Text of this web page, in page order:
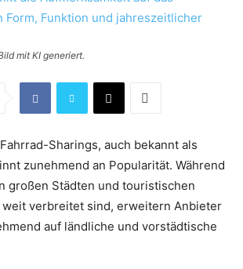
mit KI generiert.
Sharings, auch bekannt als
zunehmend an Popularität. Während
großen Städten und touristischen
verbreitet sind, erweitern Anbieter
auf ländliche und vorstädtische